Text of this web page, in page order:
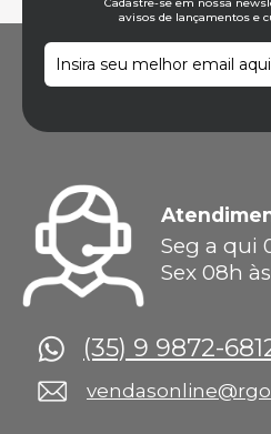
avisos de lançamentos e
Seg a qui
Sex 08h
(35) 9 9872-